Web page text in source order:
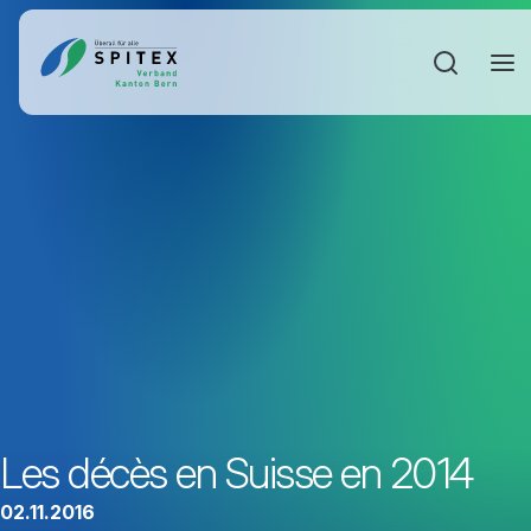
Les décès en Suisse en 2014
02.11.2016